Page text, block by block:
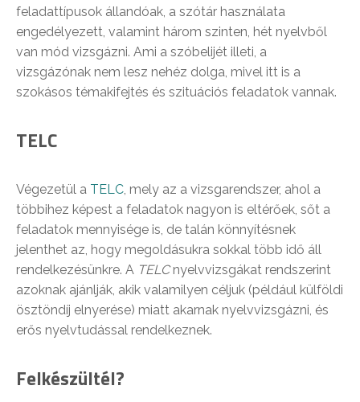
feladattípusok állandóak, a szótár használata
engedélyezett, valamint három szinten, hét nyelvből
van mód vizsgázni. Ami a szóbelijét illeti, a
vizsgázónak nem lesz nehéz dolga, mivel itt is a
szokásos témakifejtés és szituációs feladatok vannak.
TELC
Végezetül a TELC, mely az a vizsgarendszer, ahol a
többihez képest a feladatok nagyon is eltérőek, sőt a
feladatok mennyisége is, de talán könnyítésnek
jelenthet az, hogy megoldásukra sokkal több idő áll
rendelkezésünkre. A TELCnyelvvizsgákat rendszerint
azoknak ajánlják, akik valamilyen céljuk (például külföldi
ösztöndíj elnyerése) miatt akarnak nyelvvizsgázni, és
erős nyelvtudással rendelkeznek.
Felkészültél?